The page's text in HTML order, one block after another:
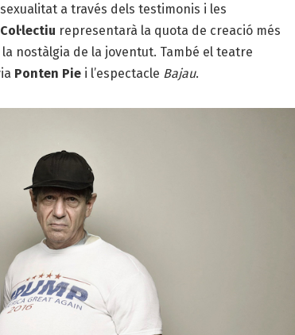
a través dels testimonis i les
representarà la quota de creació més
nostàlgia de la joventut. També el teatre
Ponten Piei l’espectacle Bajau.